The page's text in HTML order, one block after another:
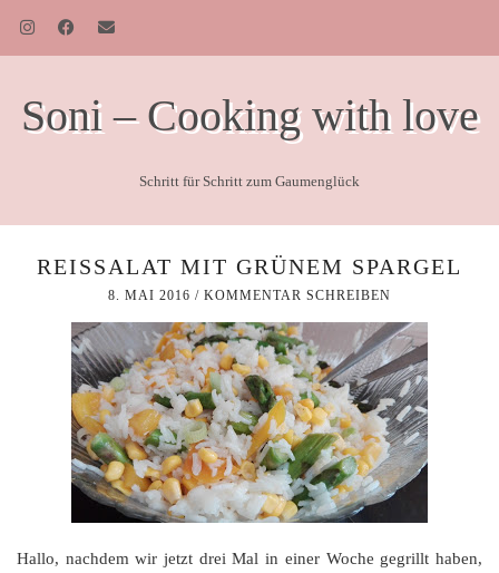
Soni – Cooking with love
Schritt für Schritt zum Gaumenglück
REISSALAT MIT GRÜNEM SPARGEL
8. MAI 2016 / KOMMENTAR SCHREIBEN
Hallo, nachdem wir jetzt drei Mal in einer Woche gegrillt haben,